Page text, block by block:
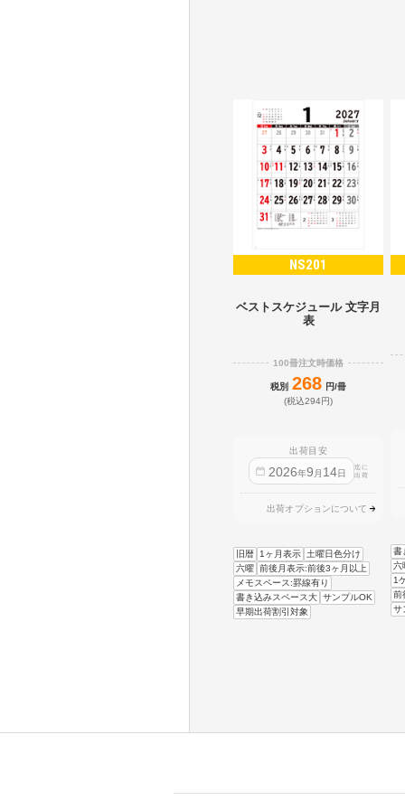
NS201
ベストスケジュール 文字月
表
100冊注文時価格
税別 268 円/冊
(税込294円)
出荷目安
2026年9 月 14日
迄に
出荷
出荷オプションについて
旧暦 1ヶ月表示
土曜日色分け
六曜 前後月表示:前後3ヶ月以上
メモスペース:罫線有り
書き込みスペース大 サンプルOK
早期出荷割引対象
書
六
1
前
サ